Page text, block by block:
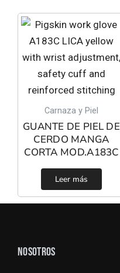
Carnaza y Piel
GUANTE DE PIEL DE
CERDO MANGA
CORTA MOD.A183C
Leer más
NOSOTROS